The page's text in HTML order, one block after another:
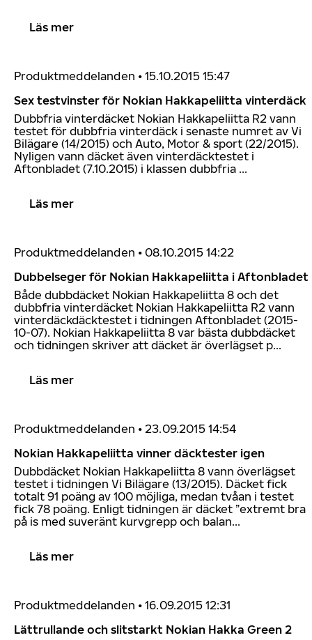
Läs mer
Produktmeddelanden • 15.10.2015 15:47
Sex testvinster för Nokian Hakkapeliitta vinterdäck
Dubbfria vinterdäcket Nokian Hakkapeliitta R2 vann
testet för dubbfria vinterdäck i senaste numret av Vi
Bilägare (14/2015) och Auto, Motor & sport (22/2015).
Nyligen vann däcket även vinterdäcktestet i
Aftonbladet (7.10.2015) i klassen dubbfria ...
Läs mer
Produktmeddelanden • 08.10.2015 14:22
Dubbelseger för Nokian Hakkapeliitta i Aftonbladet
Både dubbdäcket Nokian Hakkapeliitta 8 och det
dubbfria vinterdäcket Nokian Hakkapeliitta R2 vann
vinterdäckdäcktestet i tidningen Aftonbladet (2015-
10-07). Nokian Hakkapeliitta 8 var bästa dubbdäcket
och tidningen skriver att däcket är överlägset p...
Läs mer
Produktmeddelanden • 23.09.2015 14:54
Nokian Hakkapeliitta vinner däcktester igen
Dubbdäcket Nokian Hakkapeliitta 8 vann överlägset
testet i tidningen Vi Bilägare (13/2015). Däcket fick
totalt 91 poäng av 100 möjliga, medan tvåan i testet
fick 78 poäng. Enligt tidningen är däcket ”extremt bra
på is med suveränt kurvgrepp och balan...
Läs mer
Produktmeddelanden • 16.09.2015 12:31
Lättrullande och slitstarkt Nokian Hakka Green 2